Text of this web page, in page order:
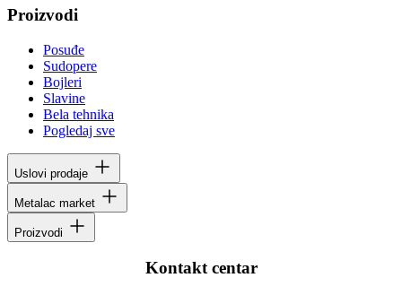
Proizvodi
Posuđe
Sudopere
Bojleri
Slavine
Bela tehnika
Pogledaj sve
Uslovi prodaje
Metalac market
Proizvodi
Kontakt centar